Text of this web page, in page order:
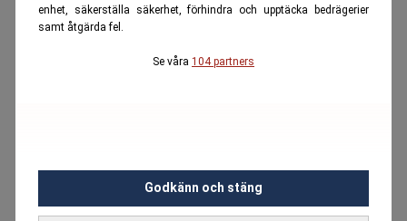
enhet, säkerställa säkerhet, förhindra och upptäcka bedrägerier
samt åtgärda fel.
Se våra 104 partners
Godkänn och stäng